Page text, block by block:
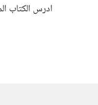
ادرس الكتاب